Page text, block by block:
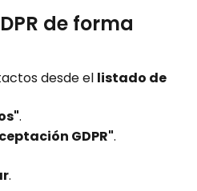
de forma
desde el listado de
.
GDPR".
.